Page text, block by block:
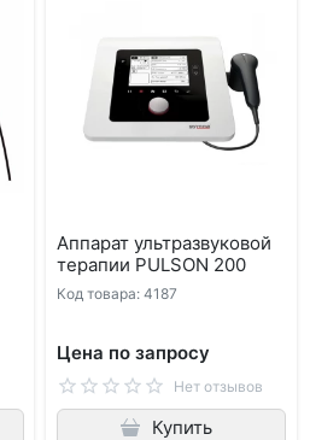
Аппарат ультразвуковой
терапии PULSON 200
Код товара: 4187
Цена по запросу
Нет отзывов
Купить